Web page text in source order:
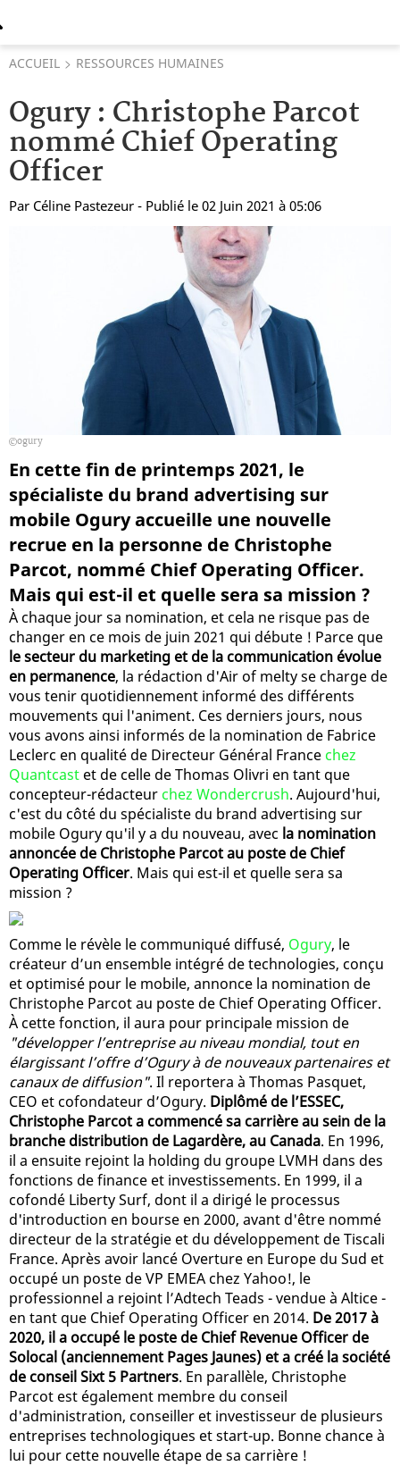
ACCUEIL RESSOURCES HUMAINES
Ogury : Christophe Parcot
nommé Chief Operating
Officer
Par Céline Pastezeur - Publié le 02 Juin 2021 à 05:06
ogury
En cette fin de printemps 2021, le
spécialiste du brand advertising sur
mobile Ogury accueille une nouvelle
recrue en la personne de Christophe
Parcot, nommé Chief Operating Officer.
Mais qui est-il et quelle sera sa mission ?
À chaque jour sa nomination, et cela ne risque pas de
changer en ce mois de juin 2021 qui débute ! Parce que
le secteur du marketing et de la communication évolue
en permanence, la rédaction d'Air of melty se charge de
vous tenir quotidiennement informé des différents
mouvements qui l'animent. Ces derniers jours, nous
vous avons ainsi informés de la nomination de Fabrice
Leclerc en qualité de Directeur Général France chez
Quantcast et de celle de Thomas Olivri en tant que
concepteur-rédacteur chez Wondercrush. Aujourd'hui,
c'est du côté du spécialiste du brand advertising sur
mobile Ogury qu'il y a du nouveau, avec la nomination
annoncée de Christophe Parcot au poste de Chief
Operating Officer. Mais qui est-il et quelle sera sa
mission ?
Comme le révèle le communiqué diffusé, Ogury, le
créateur d’un ensemble intégré de technologies, conçu
et optimisé pour le mobile, annonce la nomination de
Christophe Parcot au poste de Chief Operating Officer.
À cette fonction, il aura pour principale mission de
"développer l’entreprise au niveau mondial, tout en
élargissant l’offre d’Ogury à de nouveaux partenaires et
canaux de diffusion". Il reportera à Thomas Pasquet,
CEO et cofondateur d’Ogury. Diplômé de l’ESSEC,
Christophe Parcot a commencé sa carrière au sein de la
branche distribution de Lagardère, au Canada. En 1996,
il a ensuite rejoint la holding du groupe LVMH dans des
fonctions de finance et investissements. En 1999, il a
cofondé Liberty Surf, dont il a dirigé le processus
d'introduction en bourse en 2000, avant d'être nommé
directeur de la stratégie et du développement de Tiscali
France. Après avoir lancé Overture en Europe du Sud et
occupé un poste de VP EMEA chez Yahoo!, le
professionnel a rejoint l’Adtech Teads - vendue à Altice -
en tant que Chief Operating Officer en 2014. De 2017 à
2020, il a occupé le poste de Chief Revenue Officer de
Solocal (anciennement Pages Jaunes) et a créé la société
de conseil Sixt 5 Partners. En parallèle, Christophe
Parcot est également membre du conseil
d'administration, conseiller et investisseur de plusieurs
entreprises technologiques et start-up. Bonne chance à
lui pour cette nouvelle étape de sa carrière !